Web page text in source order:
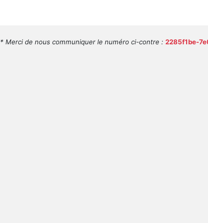
* Merci de nous communiquer le numéro ci-contre : 2285f1be-